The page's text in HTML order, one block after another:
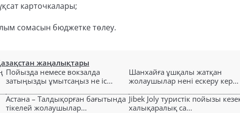
карточкалары;
сомасын бюджетке төлеу.
жаңалықтары
Пойызда немесе вокзалда
затыңызды ұмытсаңыз не іс...
Шанхайға ұшқалы жатқан
жолаушылар нені ескеру кер...
Астана – Талдықорған бағытында
тікелей жолаушылар...
Jibek Joly туристік пойызы
халықаралық са...